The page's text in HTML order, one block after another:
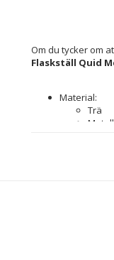
Flaskställ Quid
Material:
Trä
Metall